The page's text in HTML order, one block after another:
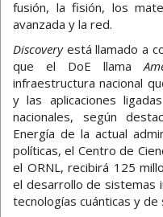
fusión, la fisión, los
avanzada y la red.
Discoveryestá llamado a
que el DoE llama
infraestructura nacional
y las aplicaciones
nacionales, según
Energía de la actual
políticas, el Centro de
el ORNL, recibirá 125
el desarrollo de sistemas
tecnologías cuánticas y de